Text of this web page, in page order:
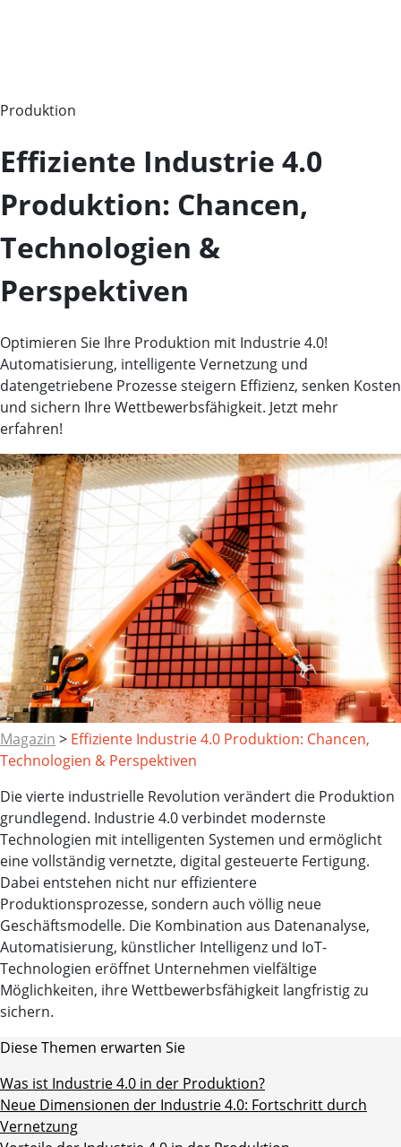
Produktion
Effiziente Industrie 4.0
Produktion: Chancen,
Technologien &
Perspektiven
Optimieren Sie Ihre Produktion mit Industrie 4.0!
Automatisierung, intelligente Vernetzung und
datengetriebene Prozesse steigern Effizienz, senken Kosten
und sichern Ihre Wettbewerbsfähigkeit. Jetzt mehr
erfahren!
Magazin > Effiziente Industrie 4.0 Produktion: Chancen,
Technologien & Perspektiven
Die vierte industrielle Revolution verändert die Produktion
grundlegend. Industrie 4.0 verbindet modernste
Technologien mit intelligenten Systemen und ermöglicht
eine vollständig vernetzte, digital gesteuerte Fertigung.
Dabei entstehen nicht nur effizientere
Produktionsprozesse, sondern auch völlig neue
Geschäftsmodelle. Die Kombination aus Datenanalyse,
Automatisierung, künstlicher Intelligenz und IoT-
Technologien eröffnet Unternehmen vielfältige
Möglichkeiten, ihre Wettbewerbsfähigkeit langfristig zu
sichern.
Diese Themen erwarten Sie
Was ist Industrie 4.0 in der Produktion?
Neue Dimensionen der Industrie 4.0: Fortschritt durch
Vernetzung